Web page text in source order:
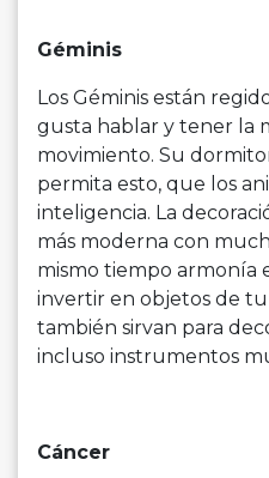
Géminis
Los Géminis están
gusta hablar y tener la
movimiento. Su
permita esto, que los
inteligencia. La
más moderna con
mismo tiempo armonía
invertir en objetos de
también sirvan para
incluso instrumentos
Cáncer